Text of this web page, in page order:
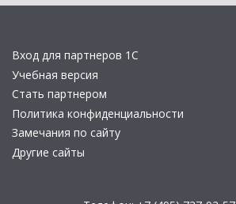
Вход для партнеров 1С
Учебная версия
Стать партнером
Политика конфиденциальности
Замечания по сайту
Другие сайты